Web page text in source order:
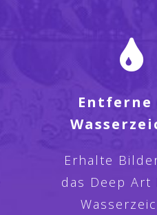
Entferne
Erhalte
das Deep Art